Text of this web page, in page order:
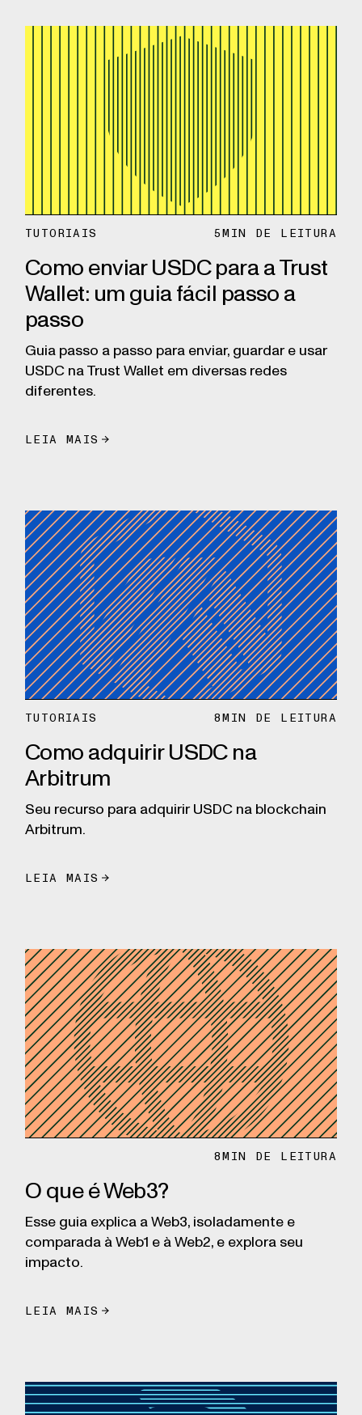
TUTORIAIS 5 MIN DE LEITURA
Como enviar USDC para a Trust
Wallet: um guia fácil passo a
passo
Guia passo a passo para enviar, guardar e usar
USDC na Trust Wallet em diversas redes
diferentes.
LEIA MAIS
TUTORIAIS 8 MIN DE LEITURA
Como adquirir USDC na
Arbitrum
Seu recurso para adquirir USDC na blockchain
Arbitrum.
LEIA MAIS
8 MIN DE LEITURA
O que é Web3?
Esse guia explica a Web3, isoladamente e
comparada à Web1 e à Web2, e explora seu
impacto.
LEIA MAIS